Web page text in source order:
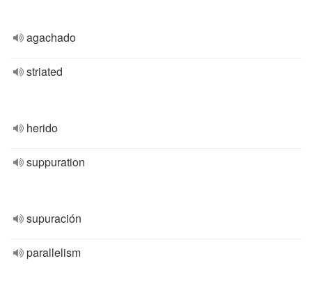
agachado
striated
herido
suppuration
supuración
parallelism